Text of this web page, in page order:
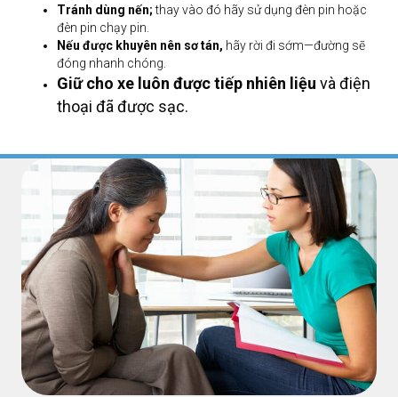
Tránh dùng nến;thay vào đó hãy sử dụng đèn pin hoặc
đèn pin chạy pin.
Nếu được khuyên nên sơ tán, hãy rời đi sớm—đường sẽ
đóng nhanh chóng.
Giữ cho xe luôn được tiếp nhiên liệu và điện
thoại đã được sạc.